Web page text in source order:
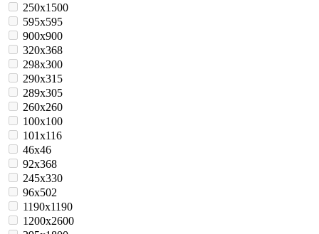
250x1500
595x595
900x900
320x368
298x300
290x315
289х305
260x260
100x100
101x116
46x46
92x368
245x330
96х502
1190x1190
1200x2600